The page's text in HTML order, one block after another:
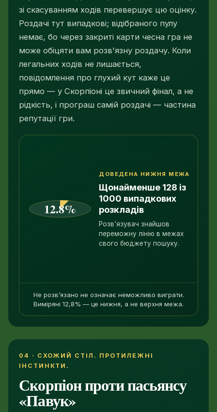
зі скасуванням ходів перевершує цю оцінку.
Роздачі тут випадкові; відібраного пулу
немає, бо через закриті карти чесна гра не
може обіцяти вам розв'язну роздачу. Коли
легальних ходів не лишається,
повідомлення про глухий кут каже це
прямо — у Скорпіоні це звичний фінал, а не
рідкість, і програш самій роздачі — частина
репутації гри.
12.8%
ДОВЕДЕНА НИЖНЯ МЕЖА
Щонайменше 128 із
1000 випадкових
розкладів
Розв’язувач знайшов
переможну лінію в межах
свого бюджету пошуку.
Не розв’язано не означає неможливо виграти.
Виміряні 12,8% — це нижня, а не верхня межа.
04 · СХОЖИЙ СТІЛ. ПРОТИЛЕЖНІ
ІНСТИНКТИ.
Скорпіон проти пасьянсу
«Павук»